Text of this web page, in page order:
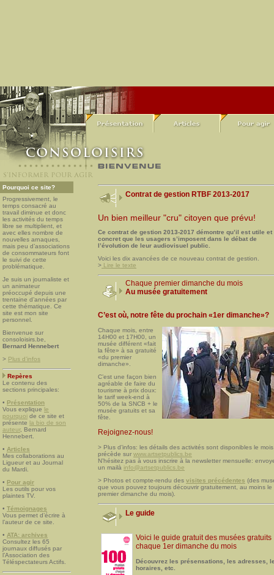
Pourquoi ce site?
Progressivement, le
temps consacré au
travail diminue et donc
les activités du temps
libre se multiplient, et
avec elles nombre de
nouvelles arnaques,
mais peu d’associations
de consommateurs font
le suivi de cette
problématique.
Je suis un journaliste et
un animateur
préoccupé depuis une
trentaine d’années par
cette thématique. Ce
site est mon site
personnel.
Bienvenue sur
consoloisirs.be,
Bernard Hennebert
> Plus d’infos
Repères
Le contenu des
sections principales:
• Présentation
Vous explique le
pourquoi de ce site et
présente la bio de son
auteur, Bernard
Hennebert.
• Articles
Mes collaborations au
Ligueur et au Journal
du Mardi.
• Pour agir
Les outils pour vos
plaintes TV.
• Témoignages
Vous permet d’écrire à
l’auteur de ce site.
• ATA: archives
Consultez les 65
journaux diffusés par
l’Association des
Téléspectateurs Actifs.
Contrat de gestion RTBF 2013-2017
Un bien meilleur "cru" citoyen que prévu!
Ce contrat de gestion 2013-2017 démontre qu’il est utile et
concret que les usagers s’imposent dans le débat de
l’évolution de leur audiovisuel public.
Voici les dix avancées de ce nouveau contrat de gestion.
> Lire le texte
Chaque premier dimanche du mois
Au musée gratuitement
C’est où, notre fête du prochain «1er dimanche»?
Chaque mois, entre
14H00 et 17H00, un
musée différent «fait
la fête» à sa gratuité
«du premier
dimanche».
C’est une façon bien
agréable de faire du
tourisme à prix doux:
le tarif week-end à
50% de la SNCB + le
musée gratuits et sa
fête.
Rejoignez-nous!
> Plus d’infos: les détails des activités sont disponibles le
précède sur www.artsetpublics.be
N’hésitez pas à vous inscrire à la newsletter mensuelle:
un mailà info@artsetpublics.be
> Photos et compte-rendu des visites précédentes (des
que vous pouvez toujours découvrir gratuitement, au moins le
premier dimanche du mois).
Le guide
Voici le guide gratuit des musées gratuits
chaque 1er dimanche du mois
Découvrez les présensations, les adresses,
horaires, etc.